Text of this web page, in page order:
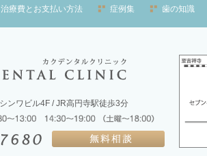
治療費とお支払い方法 症例集 歯の知識
ンワビル4F / JR高円寺駅徒歩3分